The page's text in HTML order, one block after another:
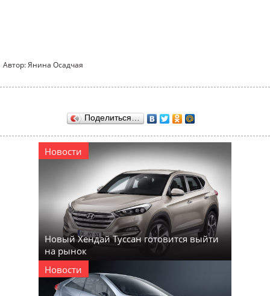
Автор: Янина Осадчая
Поделиться…
Новости
Новый Хендай Туссан готовится выйти
на рынок
Новости